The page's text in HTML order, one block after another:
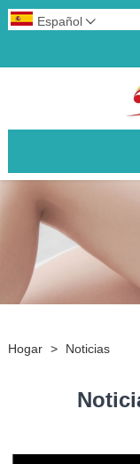
Español 
Hogar > Noticias